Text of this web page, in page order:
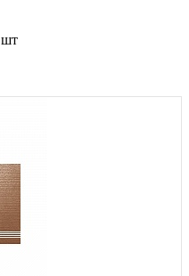
шт